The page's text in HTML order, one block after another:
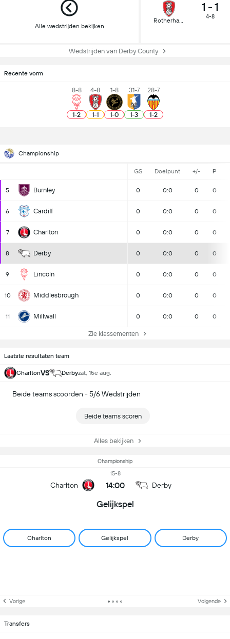
Alle wedstrijden bekijken
Rotherham
1 - 1
4-8
Wedstrijden van Derby County
Recente vorm
8-8
1-2
4-8
1-1
1-8
1-0
31-7
1-3
28-7
1-2
Championship
GS Doelpunt +/- P
5 Burnley 0 0:0 0 0
6 Cardiff 0 0:0 0 0
7 Charlton 0 0:0 0 0
8 Derby 0 0:0 0 0
9 Lincoln 0 0:0 0 0
10 Middlesbrough 0 0:0 0 0
11 Millwall 0 0:0 0 0
Zie klassementen
Laatste resultaten team
CharltonVS Derbyzat, 15e aug.
Beide teams scoorden - 5/6 Wedstrijden
Beide teams scoren
Alles bekijken
Championship
Charlton
15-8
14:00 Derby
Gelijkspel
Charlton Gelijkspel Derby
Vorige Volgende
Transfers